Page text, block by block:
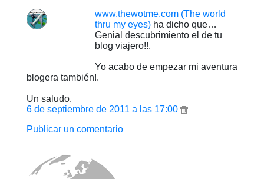
www.thewotme.com (The world
thru my eyes) ha dicho que…
Genial descubrimiento el de tu
blog viajero!!.
Yo acabo de empezar mi aventura
blogera también!.
Un saludo.
6 de septiembre de 2011 a las 17:00
Publicar un comentario